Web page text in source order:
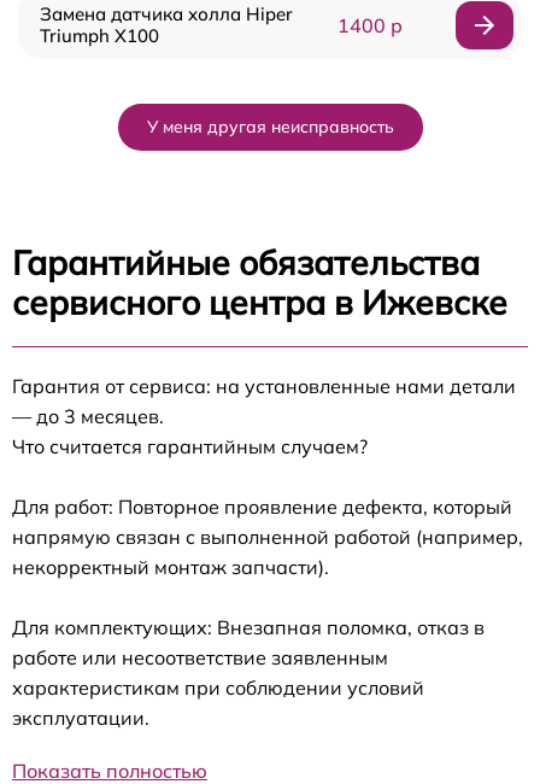
Замена датчика холла Hiper
Triumph X100
1400 р
У меня другая неисправность
Гарантийные обязательства
сервисного центра в Ижевске
Гарантия от сервиса: на установленные нами детали
— до 3 месяцев.
Что считается гарантийным случаем?
Для работ: Повторное проявление дефекта, который
напрямую связан с выполненной работой (например,
некорректный монтаж запчасти).
Для комплектующих: Внезапная поломка, отказ в
работе или несоответствие заявленным
характеристикам при соблюдении условий
эксплуатации.
Показать полностью